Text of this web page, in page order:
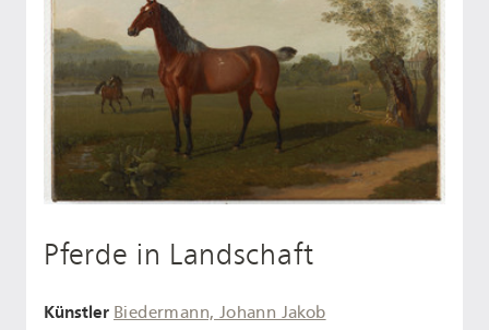
Pferde in Landschaft
Künstler Biedermann, Johann Jakob